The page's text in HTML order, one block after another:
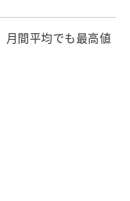
月間平均でも最高値